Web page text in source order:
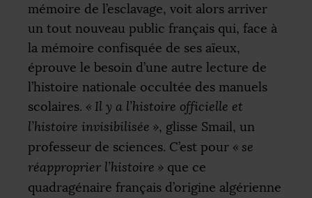
mémoire de l’esclavage, voit alors arriver
un tout nouveau public français qui, face à
la mémoire confisquée de ses aïeux,
éprouve le besoin d’une autre lecture de
l’histoire nationale occultée des manuels
scolaires. « Il y a l’histoire officielle et
l’histoire invisibilisée », glisse Smail, un
professeur de sciences. C’est pour « se
réapproprier l’histoire » que ce
quadragénaire français d’origine algérienne